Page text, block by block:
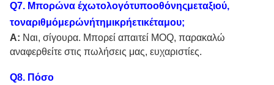
Q7. Μπορώνα έχωτολογότυποοθόνηςμεταξιού,
τοναριθμόμερώνήτημικρήετικέταμου;
Α: Ναι, σίγουρα. Μπορεί απαιτεί MOQ, παρακαλώ
αναφερθείτε στις πωλήσεις μας, ευχαριστίες.
Q8. Πόσο